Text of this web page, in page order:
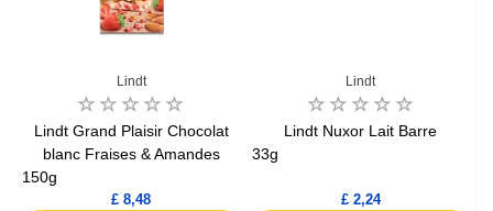
Lindt
Lindt Grand Plaisir Chocolat
blanc Fraises & Amandes
150g
£ 8,48
Lindt
Lindt Nuxor Lait Barre
33g
£ 2,24